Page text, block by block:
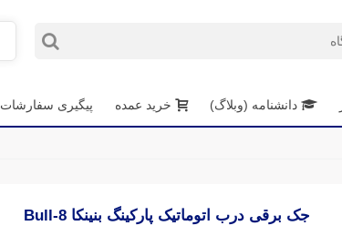
دانشنامه (وبلاگ) خرید عمده پیگیری سفارشات
جک برقی درب اتوماتیک پارکینگ بنینکا Bull-8